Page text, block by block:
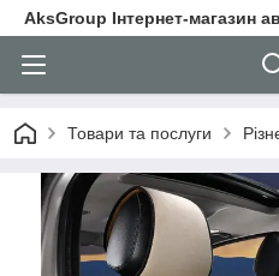
AksGroup Інтернет-магазин
Товари та послуги